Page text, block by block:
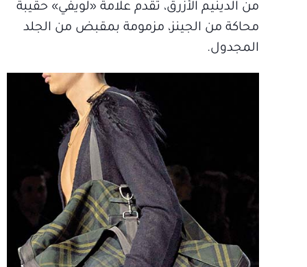
من الدينيم الأزرق، تقدم علامة «لويفي» حقيبة
محاكة من الجينز، مزمومة بمقبض من الجلد
المجدول.